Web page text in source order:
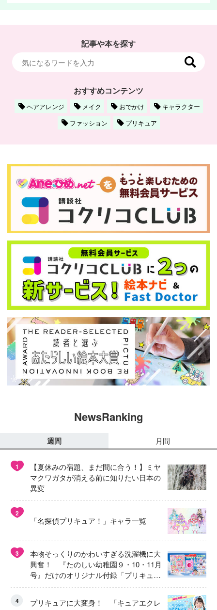
記事や本を探す
おすすめコンテンツ
ヘアアレンジ メイク おでかけ
キャラクター
ファッション
プリキュア
NewsRanking
週間 月間
1
【夏休みの宿題、まだ間に合う！】ミヤ
マクワガタが消える前に知りたい日本の
異変
2
「名探偵プリキュア！」キャラ一覧
3
本物そっくりのかわいすぎる洗濯機に大
興奮！ 『たのしい幼稚園９・10・11月
号』だけのオリジナル付録「プリキュ
ア くるくるせんたくき」
4
プリキュアに大変身！ 「キュアエクレ